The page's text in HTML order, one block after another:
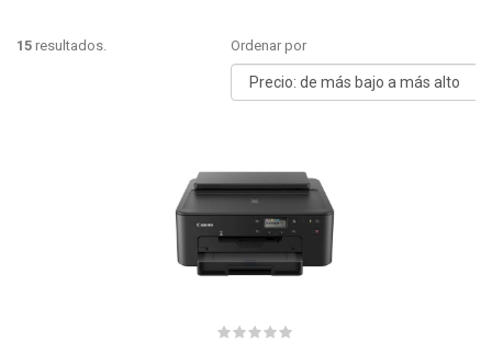
15 resultados. Ordenar por